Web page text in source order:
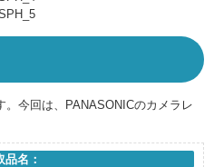
今回は、PANASONICのカメラレ
品名：